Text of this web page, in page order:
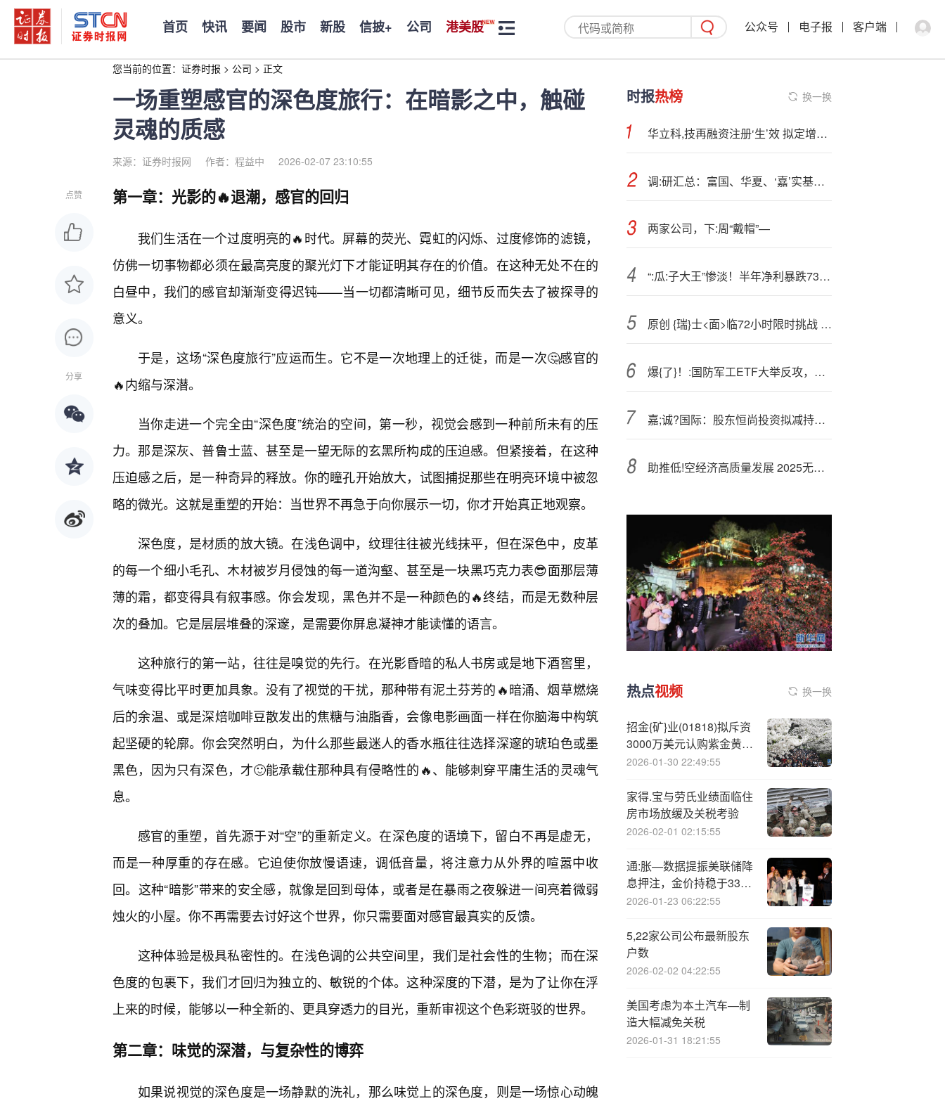
首页 快讯 要闻 股市 新股 信披+ 公司 港美股 公众号 电子报 客户端
您当前的位置： 证券时报 > 公司 > 正文
一场重塑感官的深色度旅行：在暗影之中，触碰
灵魂的质感
来源：证券时报网 作者：程益中 2026-02-07 23:10:55
点赞
分享
第一章：光影的🔥退潮，感官的回归
我们生活在一个过度明亮的🔥时代。屏幕的荧光、霓虹的闪烁、过度修饰的滤镜，
仿佛一切事物都必须在最高亮度的聚光灯下才能证明其存在的价值。在这种无处不在的
白昼中，我们的感官却渐渐变得迟钝——当一切都清晰可见，细节反而失去了被探寻的
意义。
于是，这场“深色度旅行”应运而生。它不是一次地理上的迁徙，而是一次🤔感官的
🔥内缩与深潜。
当你走进一个完全由“深色度”统治的空间，第一秒，视觉会感到一种前所未有的压
力。那是深灰、普鲁士蓝、甚至是一望无际的玄黑所构成的压迫感。但紧接着，在这种
压迫感之后，是一种奇异的释放。你的瞳孔开始放大，试图捕捉那些在明亮环境中被忽
略的微光。这就是重塑的开始：当世界不再急于向你展示一切，你才开始真正地观察。
深色度，是材质的放大镜。在浅色调中，纹理往往被光线抹平，但在深色中，皮革
的每一个细小毛孔、木材被岁月侵蚀的每一道沟壑、甚至是一块黑巧克力表😎面那层薄
薄的霜，都变得具有叙事感。你会发现，黑色并不是一种颜色的🔥终结，而是无数种层
次的叠加。它是层层堆叠的深邃，是需要你屏息凝神才能读懂的语言。
这种旅行的第一站，往往是嗅觉的先行。在光影昏暗的私人书房或是地下酒窖里，
气味变得比平时更加具象。没有了视觉的干扰，那种带有泥土芬芳的🔥暗涌、烟草燃烧
后的余温、或是深焙咖啡豆散发出的焦糖与油脂香，会像电影画面一样在你脑海中构筑
起坚硬的轮廓。你会突然明白，为什么那些最迷人的香水瓶往往选择深邃的琥珀色或墨
黑色，因为只有深色，才🙂能承载住那种具有侵略性的🔥、能够刺穿平庸生活的灵魂气
息。
感官的重塑，首先源于对“空”的重新定义。在深色度的语境下，留白不再是虚无，
而是一种厚重的存在感。它迫使你放慢语速，调低音量，将注意力从外界的喧嚣中收
回。这种“暗影”带来的安全感，就像是回到母体，或者是在暴雨之夜躲进一间亮着微弱
烛火的小屋。你不再需要去讨好这个世界，你只需要面对感官最真实的反馈。
这种体验是极具私密性的。在浅色调的公共空间里，我们是社会性的生物；而在深
色度的包裹下，我们才回归为独立的、敏锐的个体。这种深度的下潜，是为了让你在浮
上来的时候，能够以一种全新的、更具穿透力的目光，重新审视这个色彩斑驳的世界。
第二章：味觉的深潜，与复杂性的博弈
如果说视觉的深色度是一场静默的洗礼，那么味觉上的深色度，则是一场惊心动魄
时报热榜 换一换
华立科,技再融资注册‘生’效 拟定增募资1.49亿元
调:研汇总：富国、华夏、‘嘉’实基金等122家明星机构调研蓝思科技！
两家公司，下:周“戴帽”—
“:瓜:子大王”惨淡！半年净利暴跌73.68%
原创 {瑞}士<面>临72小时限时挑战 力阻特朗普征收39%的关税
爆{了}！:国防军工ETF大举反攻，轰出历史天量！业绩显著改善，多头连续加码，机构：国防军工行情或不止于阅兵
嘉;诚?国际：股东恒尚投资拟减持公司股份
助推低!空经济高质量发展 2025无人机创新应用大会在湖南株洲举办
热点视频 换一换
招金{矿}业(01818)拟斥资
3000万美元认购紫金黄金
国际基石股份
2026-01-30 22:49:55
家得.宝与劳氏业绩面临住
房市场放缓及关税考验
2026-02-01 02:15:55
通:胀—数据提振美联储降
息押注，金价持稳于3350
附近，特朗普为鲍威尔继
2026-01-23 06:22:55
5,22家公司公布最新股东
户数
2026-02-02 04:22:55
美国考虑为本土汽车—制
造大幅减免关税
2026-01-31 18:21:55